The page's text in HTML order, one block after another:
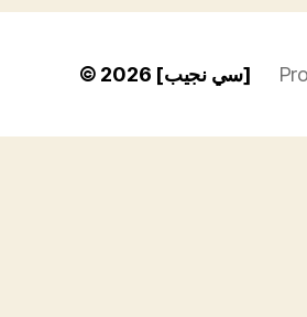
© 2026 [سي نجيب]